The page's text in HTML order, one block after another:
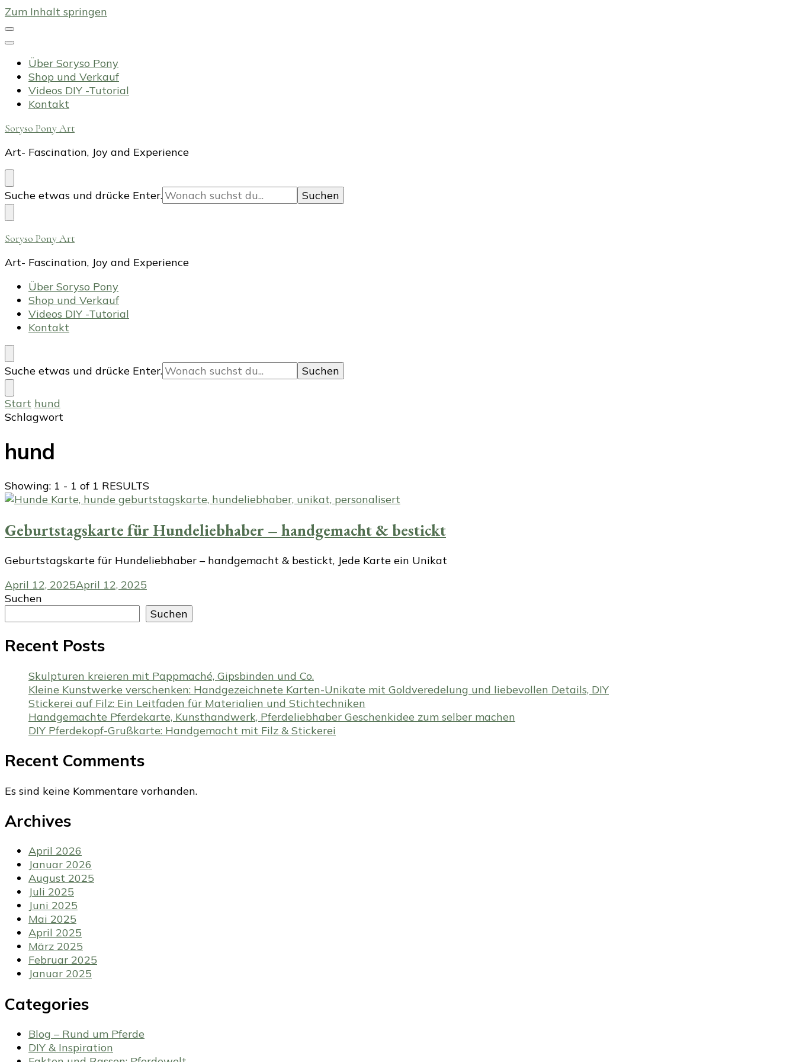
Zum Inhalt springen
Über Soryso Pony
Shop und Verkauf
Videos DIY -Tutorial
Kontakt
Soryso Pony Art
Art- Fascination, Joy and Experience
Suchst
du
nach
etwas?
Suche etwas und drücke Enter.
Soryso Pony Art
Art- Fascination, Joy and Experience
Über Soryso Pony
Shop und Verkauf
Videos DIY -Tutorial
Kontakt
Suchst
du
nach
etwas?
Suche etwas und drücke Enter.
Start hund
Schlagwort
hund
Showing: 1 - 1 of 1 RESULTS
Geburtstagskarte für Hundeliebhaber – handgemacht & bestickt
Geburtstagskarte für Hundeliebhaber – handgemacht & bestickt, Jede Karte ein Unikat
April 12, 2025April 12, 2025
Suchen
Suchen
Recent Posts
Skulpturen kreieren mit Pappmaché, Gipsbinden und Co.
Kleine Kunstwerke verschenken: Handgezeichnete Karten-Unikate mit Goldveredelung und liebevollen Details, DIY
Stickerei auf Filz: Ein Leitfaden für Materialien und Stichtechniken
Handgemachte Pferdekarte, Kunsthandwerk, Pferdeliebhaber Geschenkidee zum selber machen
DIY Pferdekopf-Grußkarte: Handgemacht mit Filz & Stickerei
Recent Comments
Es sind keine Kommentare vorhanden.
Archives
April 2026
Januar 2026
August 2025
Juli 2025
Juni 2025
Mai 2025
April 2025
März 2025
Februar 2025
Januar 2025
Categories
Blog – Rund um Pferde
DIY & Inspiration